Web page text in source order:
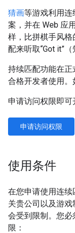
猜画等游戏利用
案，并在 Web 应
样，比拼棋手风格
配来听取“Got it”
持续匹配功能在
合格开发者使用
申请访问权限即可
申请访问权限
使用条件
在您申请使用连
关贵公司以及游
会受到限制。您
限：